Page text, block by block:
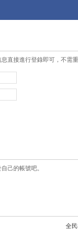
直接進行登錄即可，不需
己的帳號吧。
全